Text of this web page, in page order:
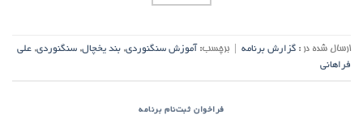
ارسال شده در : گزارش برنامه برچسب: آموزش سنگنوردی, بند یخچال, سنگنوردی, علی
فراهانی
فراخوان ثبت‌نام برنامه